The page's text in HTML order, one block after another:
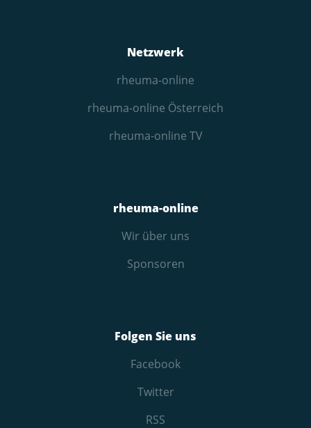
Netzwerk
rheuma-online
rheuma-online Österreich
rheuma-online TV
rheuma-online
Wir über uns
Sponsoren
Folgen Sie uns
Facebook
Twitter
RSS